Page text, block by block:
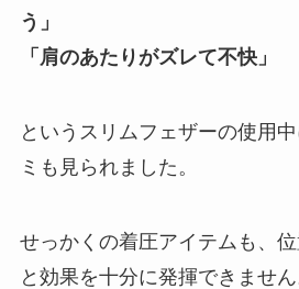
う」
「肩のあたりがズレて不快」
というスリムフェザーの使用
ミも見られました。
せっかくの着圧アイテムも、
と効果を十分に発揮できません